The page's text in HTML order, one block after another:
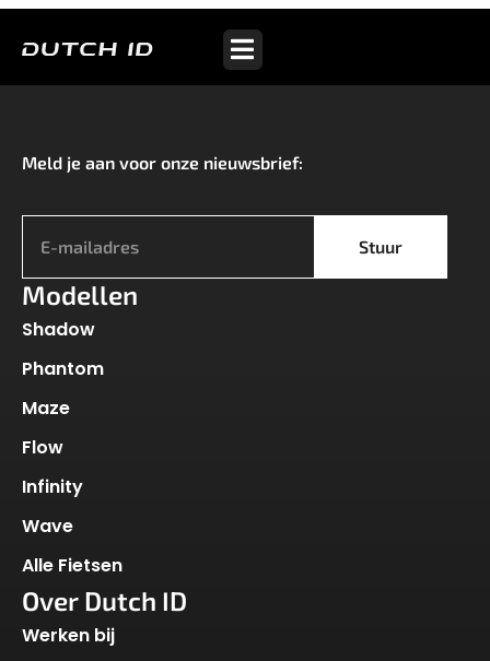
2. Handbediening
Meld je aan voor onze nieuwsbrief:
Stuur
Modellen
Shadow
Phantom
Maze
Flow
Infinity
Wave
Alle Fietsen
Over Dutch ID
Werken bij